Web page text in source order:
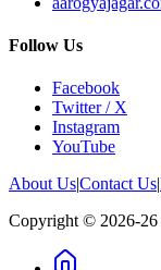
Follow Us
Facebook
Twitter / X
Instagram
YouTube
About Us|Contact Us|
Copyright © 2026-26